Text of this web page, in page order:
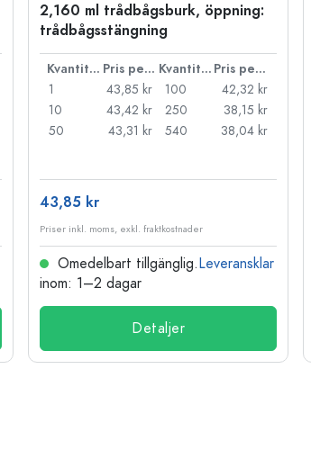
2,160 ml trådbågsburk, öppning:
trådbågsstängning
Kvantitet Pris per styck Kvantitet
Pris per styck
1
43,85 kr
10
43,42 kr
50
43,31 kr
100
42,32 kr
250
38,15 kr
540
38,04 kr
43,85 kr
Priser inkl. moms, exkl. fraktkostnader
Omedelbart tillgänglig.Leveransklar
inom: 1–2 dagar
Detaljer